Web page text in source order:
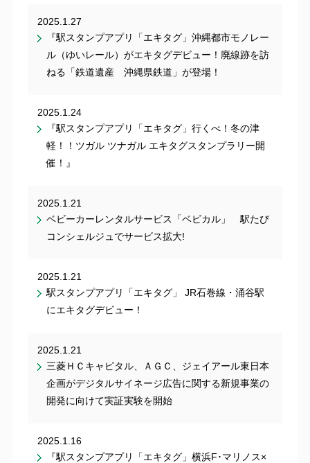
2025.1.27
『駅スタンプアプリ「エキタグ」沖縄都市モノレー
ル（ゆいレール）がエキタグデビュー！廃線跡を訪
ねる「鉄道遺産 沖縄県鉄道」が登場！
2025.1.24
『駅スタンプアプリ「エキタグ」行くべ！冬の津
軽！！ツガル ツナガル エキタグスタンプラリー開
催！』
2025.1.21
ベビーカーレンタルサービス「ベビカル」 駅たび
コンシェルジュでサービス拡大!
2025.1.21
駅スタンプアプリ「エキタグ」 JR石巻線・涌谷駅
にエキタグデビュー！
2025.1.21
三菱ＨＣキャピタル、ＡＧＣ、ジェイアール東日本
企画がデジタルサイネージ広告に関する新規事業の
開発に向けて実証実験を開始
2025.1.16
『駅スタンプアプリ「エキタグ」横浜F･マリノス×